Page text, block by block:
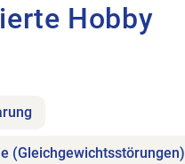
Hobby
(Gleichgewichtsstörungen)